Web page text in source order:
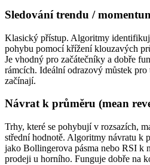
Sledování trendu /
Klasický přístup. Algoritmy
pohybu pomocí křížení klouzavých
Je vhodný pro začátečníky a dobře
rámcích. Ideální odrazový můstek
začínají.
Návrat k průměru (mean
Trhy, které se pohybují v rozsazích,
střední hodnotě. Algoritmy návratu k
jako Bollingerova pásma nebo RSI k
prodeji u horního. Funguje dobře na